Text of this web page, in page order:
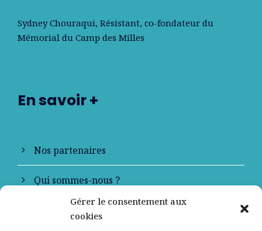
Gérer le consentement aux
cookies
Sydney Chouraqui, Résistant, co-fondateur du
Mémorial du Camp des Milles
En savoir +
Nos partenaires
Qui sommes-nous ?
Contactez-nous